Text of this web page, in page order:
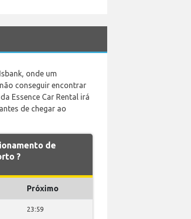
onde um
conseguir encontrar
Essence Car Rental irá
de chegar ao
de
?
Próximo
23:59